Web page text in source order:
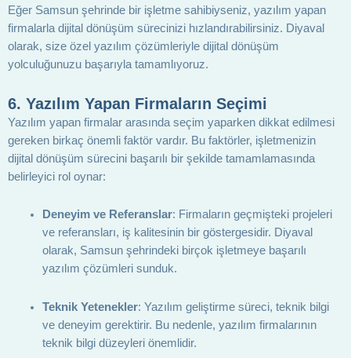
Eğer Samsun şehrinde bir işletme sahibiyseniz, yazılım yapan
firmalarla dijital dönüşüm sürecinizi hızlandırabilirsiniz. Diyaval
olarak, size özel yazılım çözümleriyle dijital dönüşüm
yolculuğunuzu başarıyla tamamlıyoruz.
6. Yazılım Yapan Firmaların Seçimi
Yazılım yapan firmalar arasında seçim yaparken dikkat edilmesi
gereken birkaç önemli faktör vardır. Bu faktörler, işletmenizin
dijital dönüşüm sürecini başarılı bir şekilde tamamlamasında
belirleyici rol oynar:
Deneyim ve Referanslar: Firmaların geçmişteki projeleri
ve referansları, iş kalitesinin bir göstergesidir. Diyaval
olarak, Samsun şehrindeki birçok işletmeye başarılı
yazılım çözümleri sunduk.
Teknik Yetenekler: Yazılım geliştirme süreci, teknik bilgi
ve deneyim gerektirir. Bu nedenle, yazılım firmalarının
teknik bilgi düzeyleri önemlidir.